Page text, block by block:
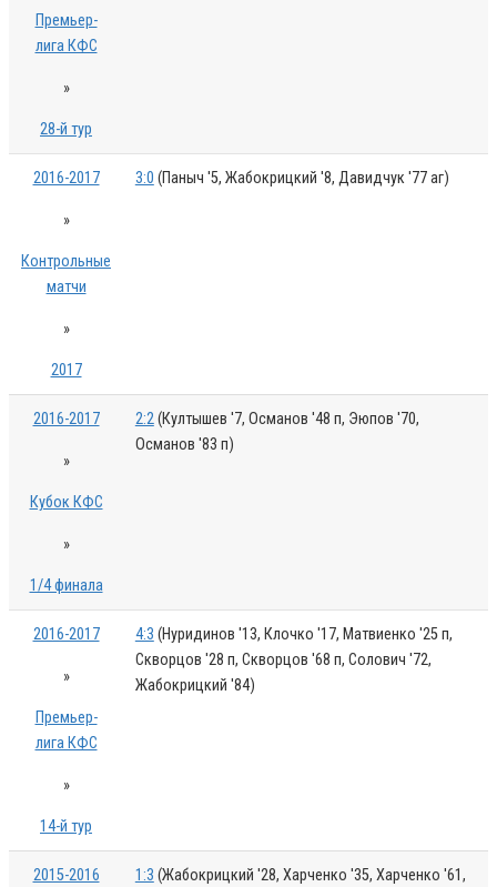
Премьер-
лига КФС
»
28-й тур
2016-2017
»
Контрольные
матчи
»
2017
3:0 (Паныч '5, Жабокрицкий '8, Давидчук '77 аг)
2016-2017
»
Кубок КФС
»
1/4 финала
2:2(Култышев '7, Османов '48 п, Эюпов '70,
Османов '83 п)
2016-2017
»
Премьер-
лига КФС
»
14-й тур
4:3 (Нуридинов '13, Клочко '17, Матвиенко '25 п,
Скворцов '28 п, Скворцов '68 п, Солович '72,
Жабокрицкий '84)
2015-2016 1:3 (Жабокрицкий '28, Харченко '35, Харченко '61,